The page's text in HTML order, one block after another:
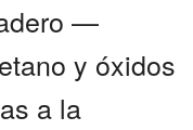
—
y óxidos
a la